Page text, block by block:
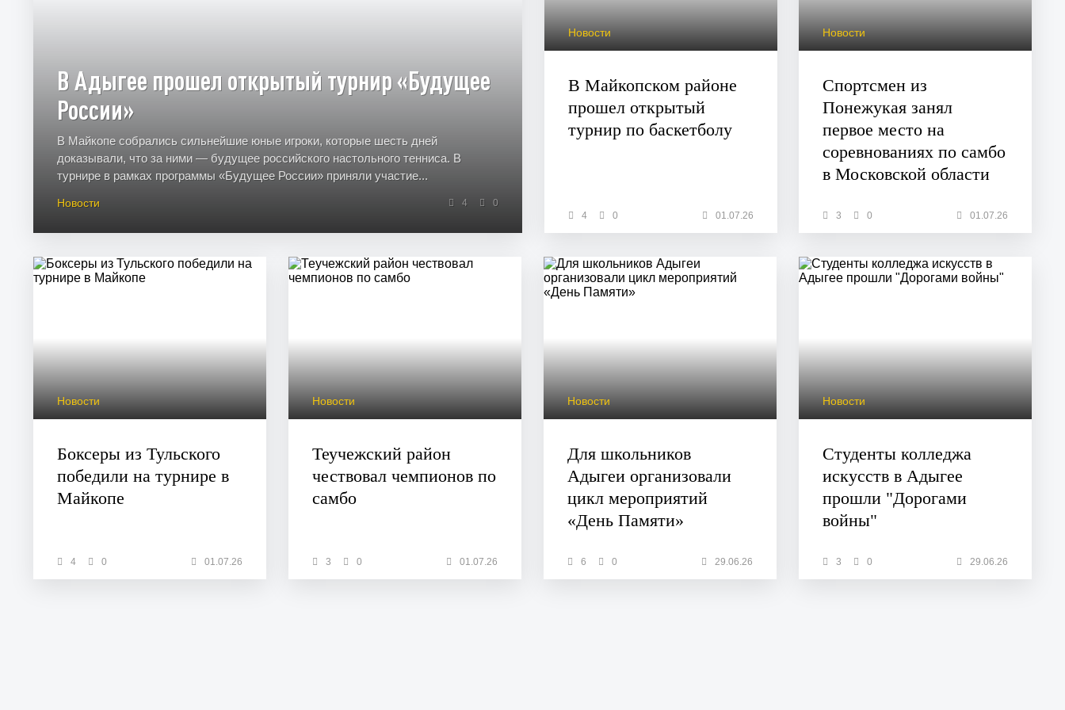
В Адыгее прошел открытый турнир «Будущее
России»
В Майкопе собрались сильнейшие юные игроки, которые шесть дней
доказывали, что за ними — будущее российского настольного тенниса. В
турнире в рамках программы «Будущее России» приняли участие...
Новости 4 0
Новости
В Майкопском районе
прошел открытый
турнир по баскетболу
4 0 01.07.26
Новости
Спортсмен из
Понежукая занял
первое место на
соревнованиях по самбо
в Московской области
3 0 01.07.26
Новости
Боксеры из Тульского
победили на турнире в
Майкопе
4 0 01.07.26
Новости
Теучежский район
чествовал чемпионов по
самбо
3 0 01.07.26
Новости
Для школьников
Адыгеи организовали
цикл мероприятий
«День Памяти»
6 0 29.06.26
Новости
Студенты колледжа
искусств в Адыгее
прошли "Дорогами
войны"
3 0 29.06.26